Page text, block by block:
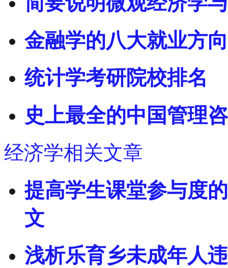
金融学的八大就业方
统计学考研院校排名
史上最全的中国管理
经济学相关文章
提高学生课堂参与度
文
浅析乐育乡未成年人